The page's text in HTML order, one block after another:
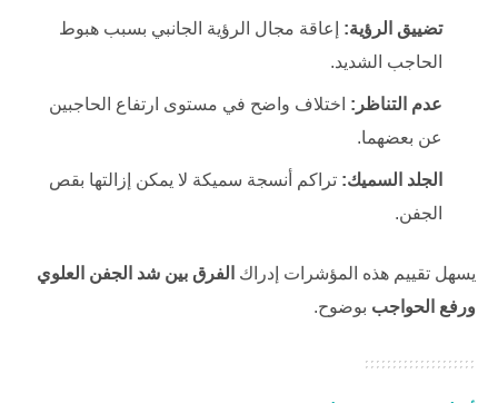
تضييق الرؤية: إعاقة مجال الرؤية الجانبي بسبب هبوط
الحاجب الشديد.
عدم التناظر: اختلاف واضح في مستوى ارتفاع الحاجبين
عن بعضهما.
الجلد السميك: تراكم أنسجة سميكة لا يمكن إزالتها بقص
الجفن.
يسهل تقييم هذه المؤشرات إدراك الفرق بين شد الجفن العلوي
ورفع الحواجب بوضوح.